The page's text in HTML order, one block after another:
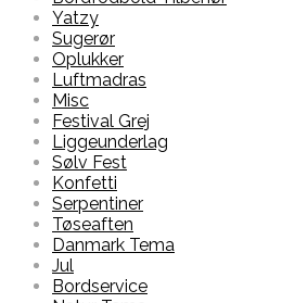
Yatzy
Sugerør
Oplukker
Luftmadras
Misc
Festival Grej
Liggeunderlag
Sølv Fest
Konfetti
Serpentiner
Tøseaften
Danmark Tema
Jul
Bordservice